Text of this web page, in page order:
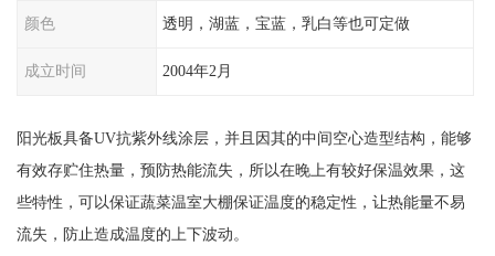
颜色 透明，湖蓝，宝蓝，乳白等也可定做
成立时间 2004年2月
阳光板具备UV抗紫外线涂层，并且因其的中间空心造型结构，能够
有效存贮住热量，预防热能流失，所以在晚上有较好保温效果，这
些特性，可以保证蔬菜温室大棚保证温度的稳定性，让热能量不易
流失，防止造成温度的上下波动。